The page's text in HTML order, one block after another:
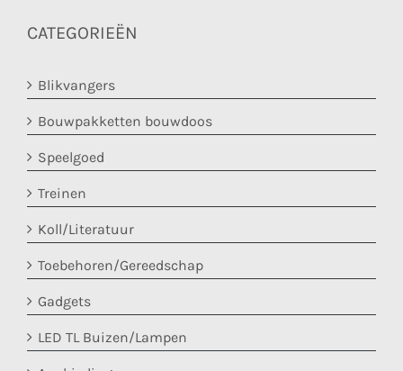
CATEGORIEËN
Blikvangers
Bouwpakketten bouwdoos
Speelgoed
Treinen
Koll/Literatuur
Toebehoren/Gereedschap
Gadgets
LED TL Buizen/Lampen